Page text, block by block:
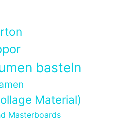
basteln
Material)
Masterboards